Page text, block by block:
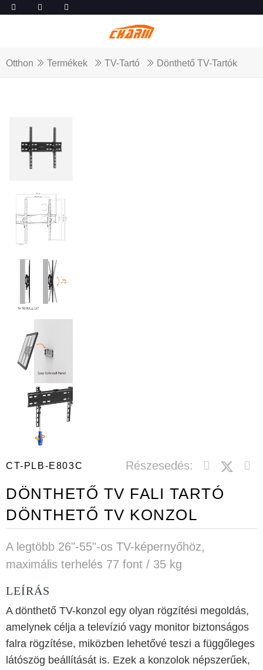
Otthon Termékek TV-Tartó Dönthető TV-Tartók
CT-PLB-E803C Részesedés:
DÖNTHETŐ TV FALI TARTÓ
DÖNTHETŐ TV KONZOL
A legtöbb 26"-55"-os TV-képernyőhöz,
maximális terhelés 77 font / 35 kg
LEÍRÁS
A dönthető TV-konzol egy olyan rögzítési megoldás,
amelynek célja a televízió vagy monitor biztonságos
falra rögzítése, miközben lehetővé teszi a függőleges
látószög beállítását is. Ezek a konzolok népszerűek,